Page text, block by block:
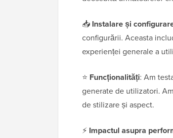
📥 Instalare și
configurării. Aceasta
experienței generale a
⭐ Funcționalități: Am
generate de utilizatori.
de stilizare și aspect.
⚡ Impactul asupra